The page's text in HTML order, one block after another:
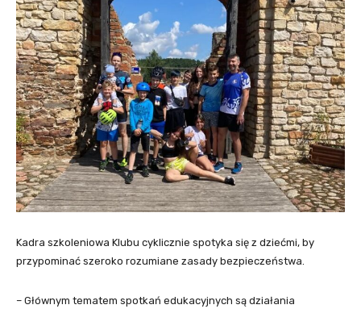
Kadra szkoleniowa Klubu cyklicznie spotyka się z dziećmi, by
przypominać szeroko rozumiane zasady bezpieczeństwa.
– Głównym tematem spotkań edukacyjnych są działania